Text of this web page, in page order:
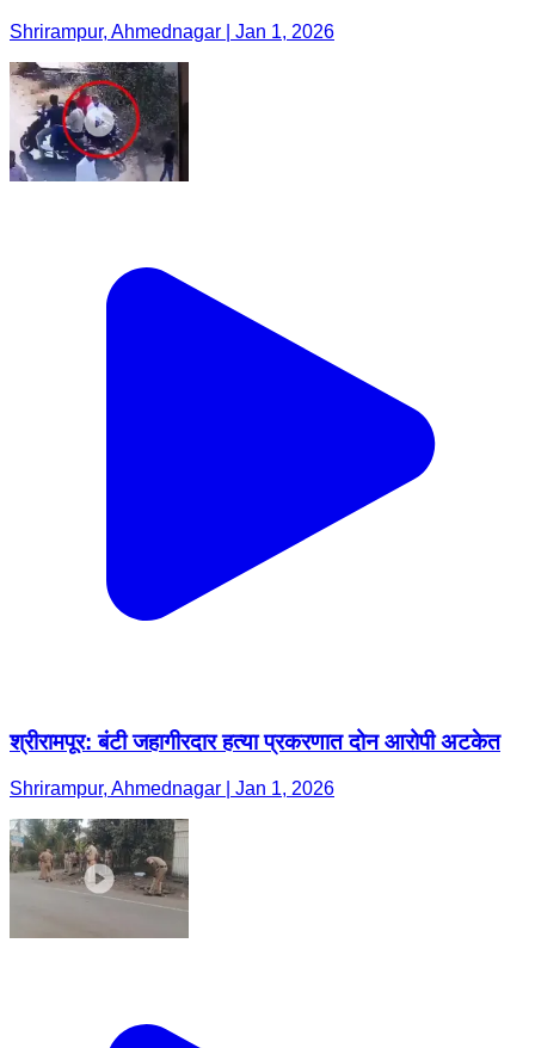
Shrirampur, Ahmednagar | Jan 1, 2026
श्रीरामपूर: बंटी जहागीरदार हत्या प्रकरणात दोन आरोपी अटकेत
Shrirampur, Ahmednagar | Jan 1, 2026